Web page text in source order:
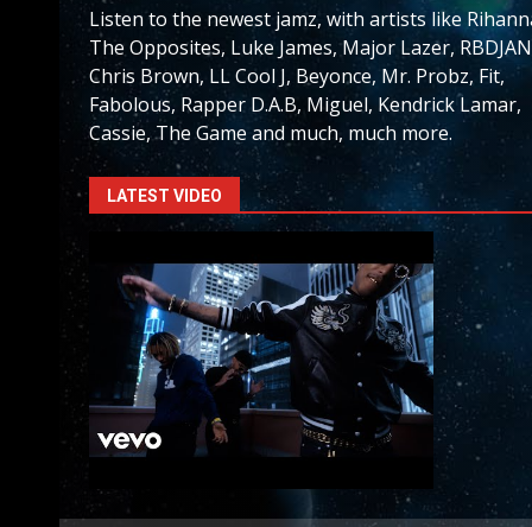
Listen to the newest jamz, with artists like
The Opposites, Luke James, Major Lazer,
Chris Brown, LL Cool J, Beyonce, Mr. Probz, Fit,
Fabolous, Rapper D.A.B, Miguel, Kendrick Lamar,
Cassie, The Game and much, much more.
LATEST VIDEO